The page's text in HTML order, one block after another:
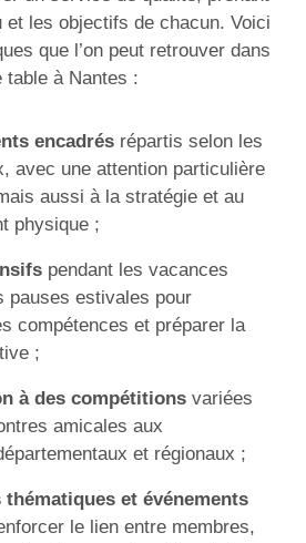
et les objectifs de chacun. Voici
que l’on peut retrouver dans
table à Nantes :
encadrés répartis selon les
avec une attention particulière
aussi à la stratégie et au
physique ;
pendant les vacances
pauses estivales pour
compétences et préparer la
;
à des compétitions variées
amicales aux
et régionaux ;
et événements
le lien entre membres,